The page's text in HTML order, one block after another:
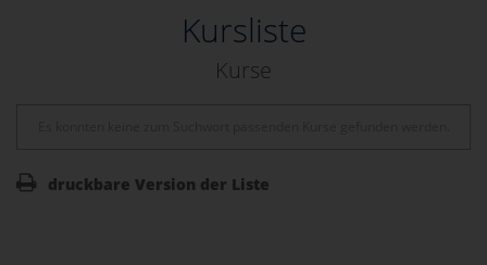
Kursliste
Kurse
druckbare Version der Liste